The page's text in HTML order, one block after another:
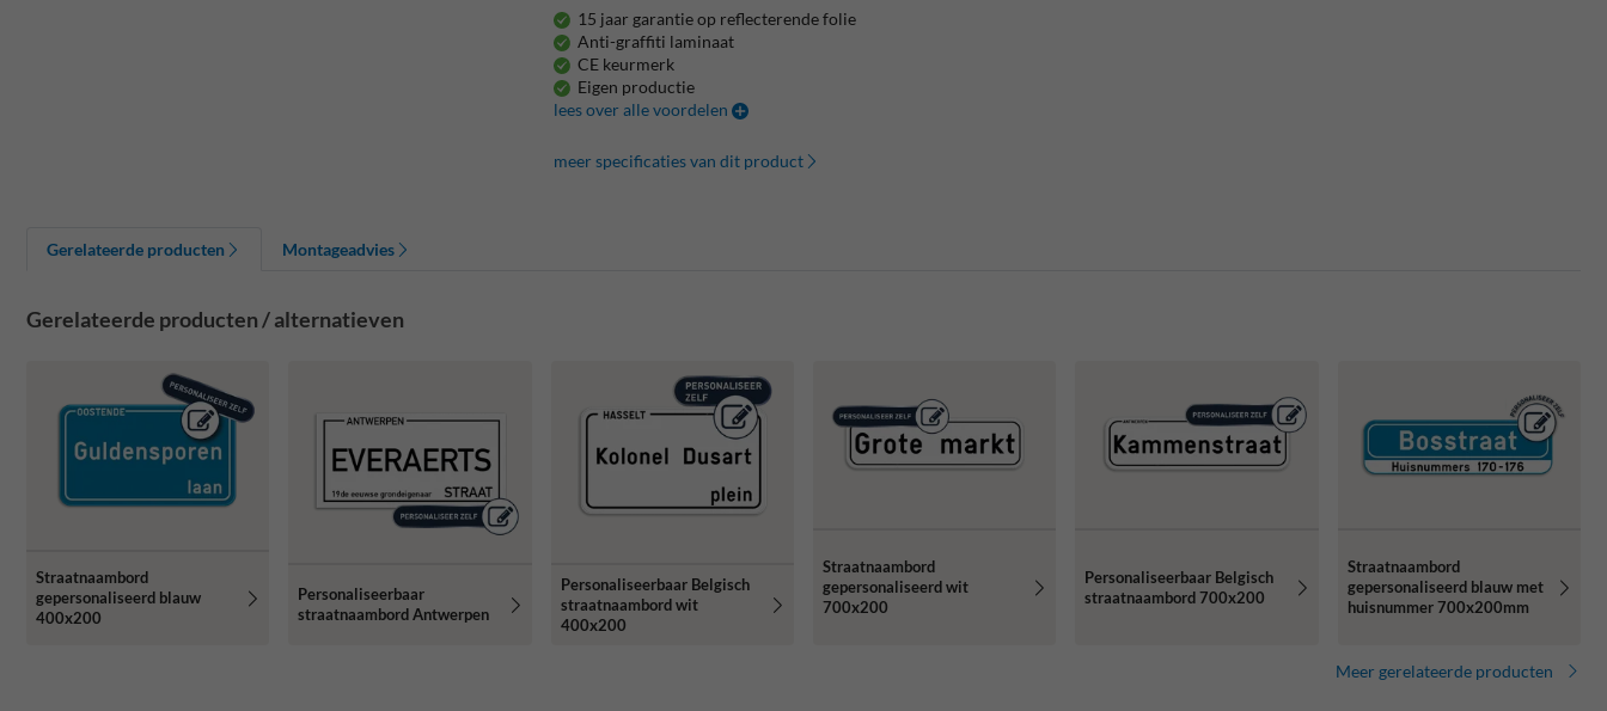
15 jaar garantie op reflecterende folie
Anti-graffiti laminaat
CE keurmerk
Eigen productie
lees over alle voordelen
meer specificaties van dit product
Gerelateerde producten Montageadvies
Gerelateerde producten / alternatieven
Straatnaambord
gepersonaliseerd blauw
400x200
Personaliseerbaar
straatnaambord Antwerpen
Personaliseerbaar Belgisch
straatnaambord wit
400x200
Straatnaambord
gepersonaliseerd wit
700x200
Personaliseerbaar Belgisch
straatnaambord 700x200
Straatnaambord
gepersonaliseerd blauw met
huisnummer 700x200mm
Meer gerelateerde producten